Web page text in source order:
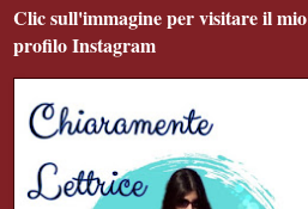
Clic sull'immagine per visitare il mio
profilo Instagram